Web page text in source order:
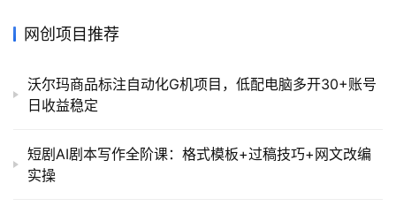
网创项目推荐
沃尔玛商品标注自动化G机项目，低配电脑多开30+账号
日收益稳定
短剧AI剧本写作全阶课：格式模板+过稿技巧+网文改编
实操